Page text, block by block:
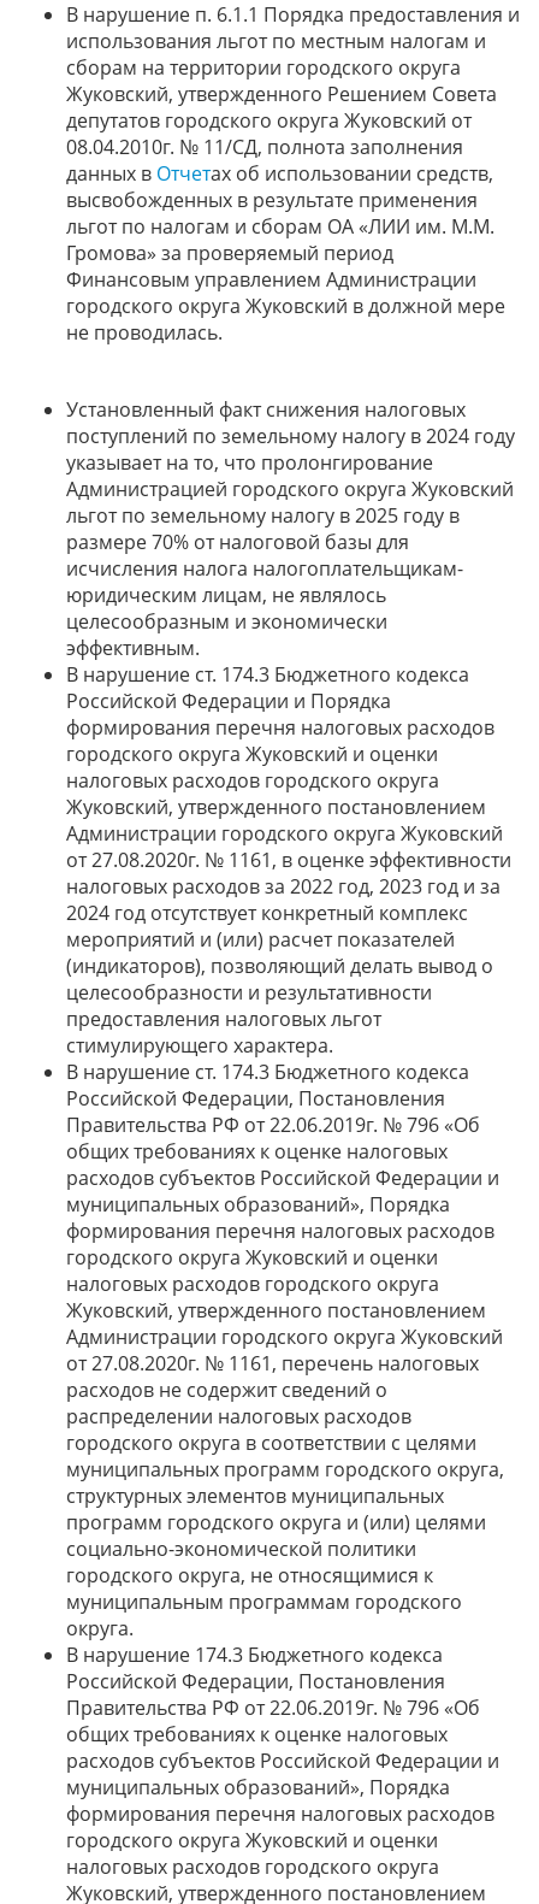
В нарушение п. 6.1.1 Порядка предоставления и
использования льгот по местным налогам и
сборам на территории городского округа
Жуковский, утвержденного Решением Совета
депутатов городского округа Жуковский от
08.04.2010г. № 11/СД, полнота заполнения
данных в Отчетах об использовании средств,
высвобожденных в результате применения
льгот по налогам и сборам ОА «ЛИИ им. М.М.
Громова» за проверяемый период
Финансовым управлением Администрации
городского округа Жуковский в должной мере
не проводилась.
Установленный факт снижения налоговых
поступлений по земельному налогу в 2024 году
указывает на то, что пролонгирование
Администрацией городского округа Жуковский
льгот по земельному налогу в 2025 году в
размере 70% от налоговой базы для
исчисления налога налогоплательщикам-
юридическим лицам, не являлось
целесообразным и экономически
эффективным.
В нарушение ст. 174.3 Бюджетного кодекса
Российской Федерации и Порядка
формирования перечня налоговых расходов
городского округа Жуковский и оценки
налоговых расходов городского округа
Жуковский, утвержденного постановлением
Администрации городского округа Жуковский
от 27.08.2020г. № 1161, в оценке эффективности
налоговых расходов за 2022 год, 2023 год и за
2024 год отсутствует конкретный комплекс
мероприятий и (или) расчет показателей
(индикаторов), позволяющий делать вывод о
целесообразности и результативности
предоставления налоговых льгот
стимулирующего характера.
В нарушение ст. 174.3 Бюджетного кодекса
Российской Федерации, Постановления
Правительства РФ от 22.06.2019г. № 796 «Об
общих требованиях к оценке налоговых
расходов субъектов Российской Федерации и
муниципальных образований», Порядка
формирования перечня налоговых расходов
городского округа Жуковский и оценки
налоговых расходов городского округа
Жуковский, утвержденного постановлением
Администрации городского округа Жуковский
от 27.08.2020г. № 1161, перечень налоговых
расходов не содержит сведений о
распределении налоговых расходов
городского округа в соответствии с целями
муниципальных программ городского округа,
структурных элементов муниципальных
программ городского округа и (или) целями
социально-экономической политики
городского округа, не относящимися к
муниципальным программам городского
округа.
В нарушение 174.3 Бюджетного кодекса
Российской Федерации, Постановления
Правительства РФ от 22.06.2019г. № 796 «Об
общих требованиях к оценке налоговых
расходов субъектов Российской Федерации и
муниципальных образований», Порядка
формирования перечня налоговых расходов
городского округа Жуковский и оценки
налоговых расходов городского округа
Жуковский, утвержденного постановлением